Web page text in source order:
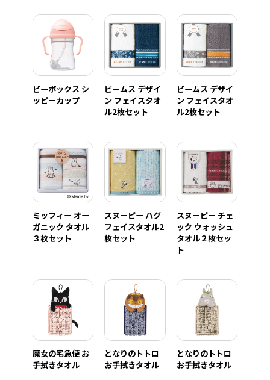
ビーボックス シ
ッピーカップ
ビームス デザイ
ン フェイスタオ
ル2枚セット
ビームス デザイ
ン フェイスタオ
ル2枚セット
ミッフィー オー
ガニック タオル
３枚セット
スヌーピー ハグ
フェイスタオル2
枚セット
スヌーピー チェ
ック ウォッシュ
タオル２枚セッ
ト
魔女の宅急便 お
手拭きタオル
となりのトトロ
お手拭きタオル
となりのトトロ
お手拭きタオル